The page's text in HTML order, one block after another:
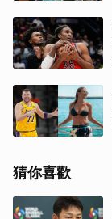
猜你喜歡